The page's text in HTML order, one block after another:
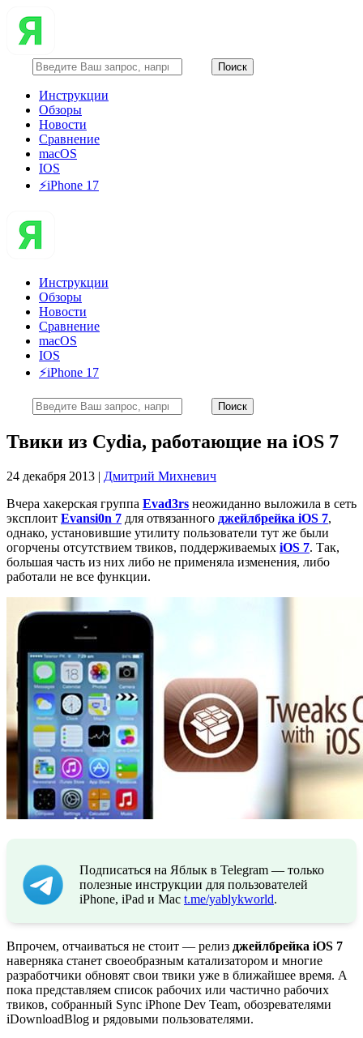
Инструкции
Обзоры
Новости
Сравнение
macOS
IOS
⚡️iPhone 17
Инструкции
Обзоры
Новости
Сравнение
macOS
IOS
⚡️iPhone 17
Твики из Cydia, работающие на iOS 7
24 декабря 2013 | Дмитрий Михневич
Вчера хакерская группа Evad3rs неожиданно выложила в сеть
эксплоит Evansi0n 7 для отвязанного джейлбрейка iOS 7,
однако, установившие утилиту пользователи тут же были
огорчены отсутствием твиков, поддерживаемых iOS 7. Так,
большая часть из них либо не применяла изменения, либо
работали не все функции.
Подписаться на Яблык в Telegram — только
полезные инструкции для пользователей
iPhone, iPad и Mac t.me/yablykworld.
Впрочем, отчаиваться не стоит — релиз джейлбрейка iOS 7
наверняка станет своеобразным катализатором и многие
разработчики обновят свои твики уже в ближайшее время. А
пока представляем список рабочих или частично рабочих
твиков, собранный Sync iPhone Dev Team, обозревателями
iDownloadBlog и рядовыми пользователями.